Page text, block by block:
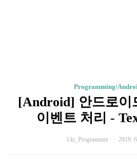
Programming/
[Android] 안드로이
이벤트 처리 -
Lkt_Programmer 2019.